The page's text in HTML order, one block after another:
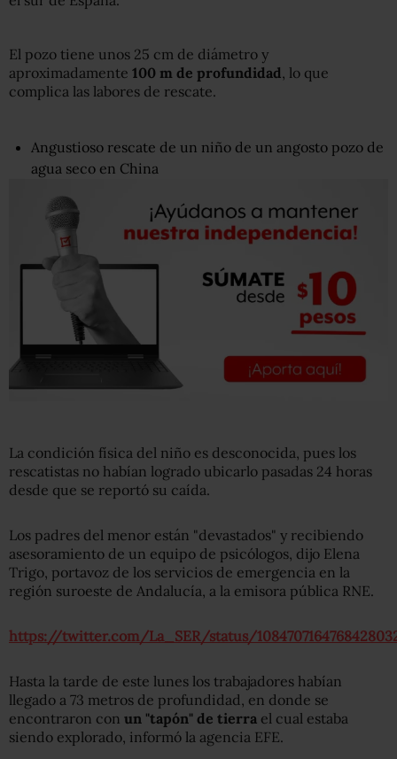
El pozo tiene unos 25 cm de diámetro y
aproximadamente 100 m de profundidad , lo que
complica las labores de rescate.
Angustioso rescate de un niño de un angosto pozo de
agua seco en China
La condición física del niño es desconocida, pues los
rescatistas no habían logrado ubicarlo pasadas 24 horas
desde que se reportó su caída.
Los padres del menor están "devastados" y recibiendo
asesoramiento de un equipo de psicólogos, dijo Elena
Trigo, portavoz de los servicios de emergencia en la
región suroeste de Andalucía, a la emisora pública RNE.
https://twitter.com/La_SER/status/
Hasta la tarde de este lunes los trabajadores habían
llegado a 73 metros de profundidad, en donde se
encontraron con un "tapón" de tierra el cual estaba
siendo explorado, informó la agencia EFE.